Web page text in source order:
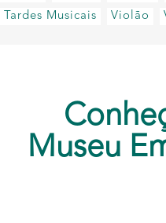
Tardes Musicais
Violão
Museu